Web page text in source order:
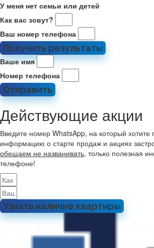
У меня нет семьи или детей
Как вас зовут?
Ваш номер телефона
Получить результаты
Ваше имя
Номер телефона
Отправить
Действующие акции
Введите номер WhatsApp, на который хотите
информацию о старте продаж и акциях
обещаем не названивать, только полезная
телефоне!
Узнать наличие квартиры